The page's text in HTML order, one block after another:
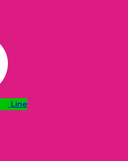
Line